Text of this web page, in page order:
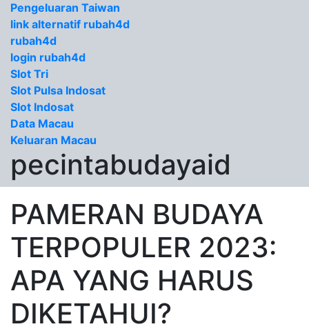
Pengeluaran Taiwan
link alternatif rubah4d
rubah4d
login rubah4d
Slot Tri
Slot Pulsa Indosat
Slot Indosat
Data Macau
Keluaran Macau
pecintabudayaid
PAMERAN BUDAYA
TERPOPULER 2023:
APA YANG HARUS
DIKETAHUI?